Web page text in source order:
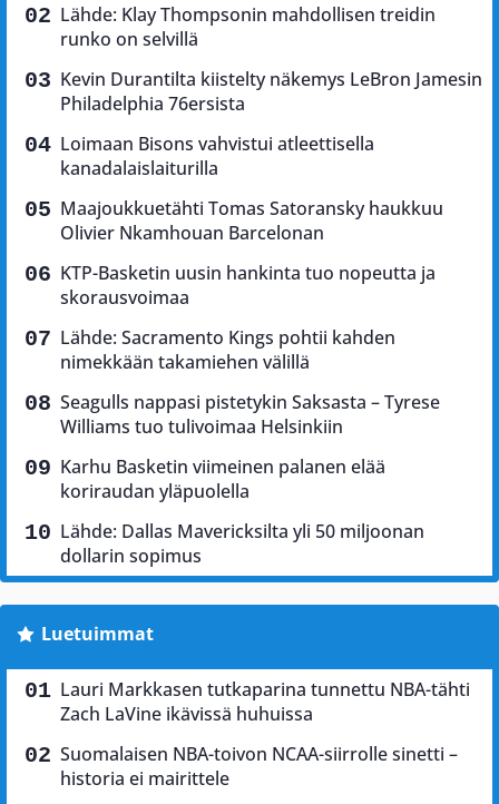
Lähde: Klay Thompsonin mahdollisen treidin
runko on selvillä
Kevin Durantilta kiistelty näkemys LeBron Jamesin
Philadelphia 76ersista
Loimaan Bisons vahvistui atleettisella
kanadalaislaiturilla
Maajoukkuetähti Tomas Satoransky haukkuu
Olivier Nkamhouan Barcelonan
KTP-Basketin uusin hankinta tuo nopeutta ja
skorausvoimaa
Lähde: Sacramento Kings pohtii kahden
nimekkään takamiehen välillä
Seagulls nappasi pistetykin Saksasta – Tyrese
Williams tuo tulivoimaa Helsinkiin
Karhu Basketin viimeinen palanen elää
koriraudan yläpuolella
Lähde: Dallas Mavericksilta yli 50 miljoonan
dollarin sopimus
Luetuimmat
Lauri Markkasen tutkaparina tunnettu NBA-tähti
Zach LaVine ikävissä huhuissa
Suomalaisen NBA-toivon NCAA-siirrolle sinetti –
historia ei mairittele